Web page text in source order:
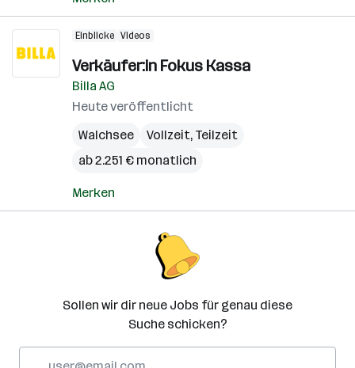
Einblicke Videos
Verkäufer:in Fokus Kassa
Billa AG
Heute veröffentlicht
Walchsee
Vollzeit, Teilzeit
ab 2.251 € monatlich
Merken
Sollen wir dir neue Jobs für genau diese
Suche schicken?